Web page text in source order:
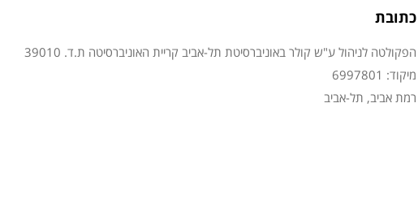
כתובת
הפקולטה לניהול ע"ש קולר באוניברסיטת תל-אביב קריית האוניברסיטה ת.ד. 39010
מיקוד: 6997801
רמת אביב, תל-אביב